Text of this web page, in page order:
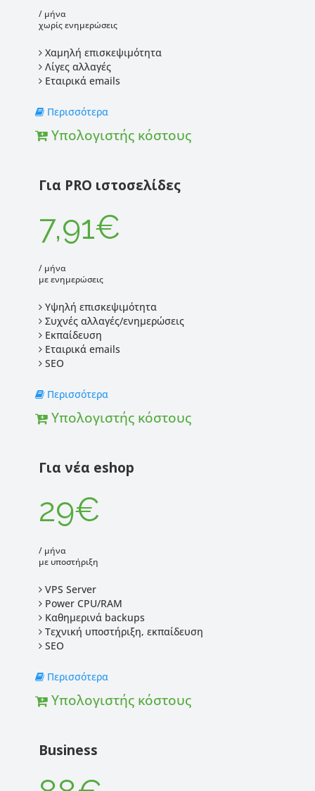
/ μήνα
χωρίς ενημερώσεις
Χαμηλή επισκεψιμότητα
Λίγες αλλαγές
Εταιρικά emails
Περισσότερα
Υπολογιστής κόστους
Για PRO ιστοσελίδες
7,91€
/ μήνα
με ενημερώσεις
Υψηλή επισκεψιμότητα
Συχνές αλλαγές/ενημερώσεις
Εκπαίδευση
Εταιρικά emails
SEO
Περισσότερα
Υπολογιστής κόστους
Για νέα eshop
29€
/ μήνα
με υποστήριξη
VPS Server
Power CPU/RAM
Καθημερινά backups
Τεχνική υποστήριξη, εκπαίδευση
SEO
Περισσότερα
Υπολογιστής κόστους
Business